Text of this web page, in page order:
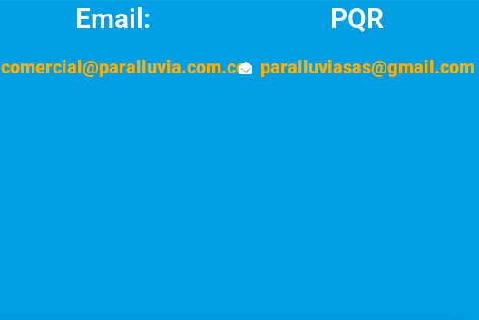
Email:
comercial@paralluvia.com.co
PQR
paralluviasas@gmail.com